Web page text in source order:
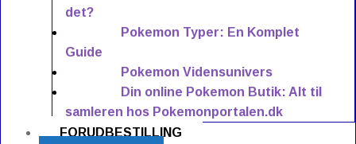
det?
Pokemon Typer: En Komplet
Guide
Pokemon Vidensunivers
Din online Pokemon Butik: Alt til
samleren hos Pokemonportalen.dk
FORUDBESTILLING